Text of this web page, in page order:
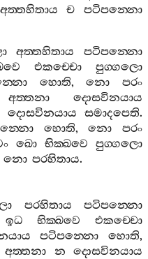
අත‍්තහිතාය ච
පටිපන‍්නො
අත‍්තහිතාය
පටිපන‍්නො
එකච‍්චො
පුග‍්ගලො
හොති,නො
පරං
අත‍්තනා
දොසවිනයාය
දොසවිනයාය සමාදපෙති.
හොති,නො
පරං
ඛො භික‍්ඛවෙ
පුග‍්ගලො
නො පරහිතාය.
පරහිතාය
පටිපන‍්නො
ඉධ භික‍්ඛවෙ
එකච‍්චො
පටිපන‍්නො හොති,
අත‍්තනා න
දොසවිනයාය